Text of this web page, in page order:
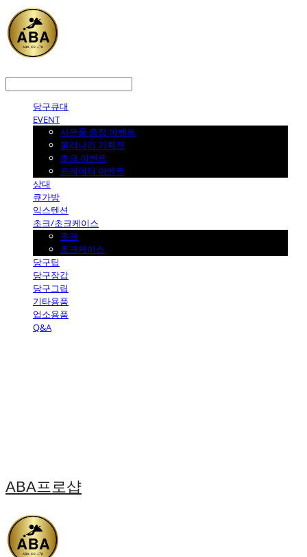
당구큐대
EVENT
사은품 증정 이벤트
몰리나리 기획전
초크 이벤트
프레데터 이벤트
상대
큐가방
익스텐션
초크/초크케이스
초크
초크케이스
당구팁
당구장갑
당구그립
기타용품
업소용품
Q&A
ABA프로샵